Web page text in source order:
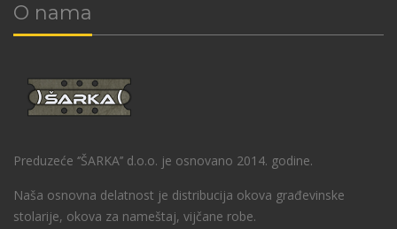
O nama
Preduzeće ‘’ŠARKA’’ d.o.o. je osnovano 2014. godine.
Naša osnovna delatnost je distribucija okova građevinske
stolarije, okova za nameštaj, vijčane robe.